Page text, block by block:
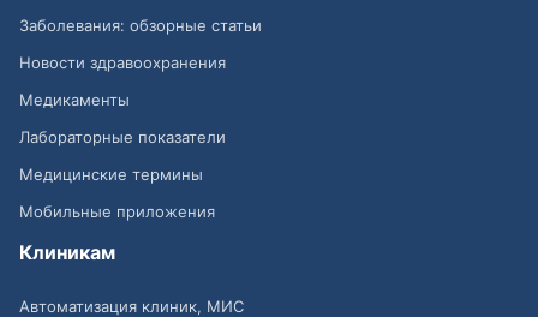
Заболевания: обзорные статьи
Новости здравоохранения
Медикаменты
Лабораторные показатели
Медицинские термины
Мобильные приложения
Клиникам
Автоматизация клиник, МИС